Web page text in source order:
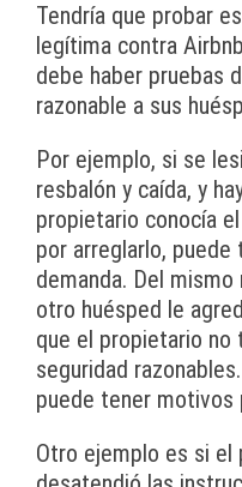
Tendría que probar
legítima contra
debe haber pruebas
razonable a sus
Por ejemplo, si se
resbalón y caída, y
propietario conocía
por arreglarlo,
demanda. Del
otro huésped le
que el propietario no
seguridad
puede tener motivos
Otro ejemplo es si el